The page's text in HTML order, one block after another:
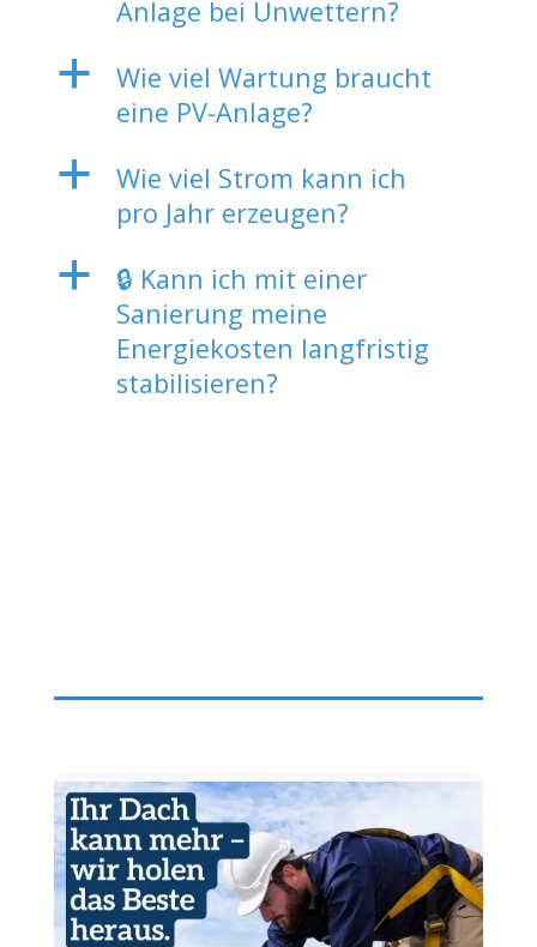
Anlage bei Unwettern?
a
Wie viel Wartung braucht
eine PV-Anlage?
a
Wie viel Strom kann ich
pro Jahr erzeugen?
a
🔒 Kann ich mit einer
Sanierung meine
Energiekosten langfristig
stabilisieren?